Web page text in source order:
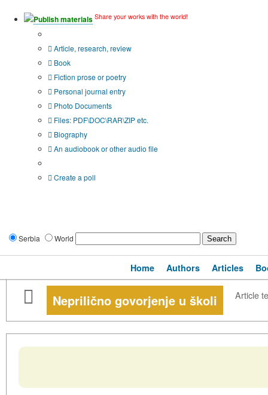
Publish materials Share your works with the world!
Article, research, review
Book
Fiction prose or poetry
Personal journal entry
Photo Documents
Files: PDF\DOC\RAR\ZIP etc.
Biography
An audiobook or other audio file
Create a poll
Serbia World
Home Authors Articles
Neprilično govorjenje u školi Article